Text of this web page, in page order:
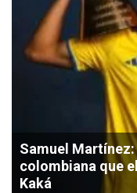
Samuel
colombiana que
Kaká